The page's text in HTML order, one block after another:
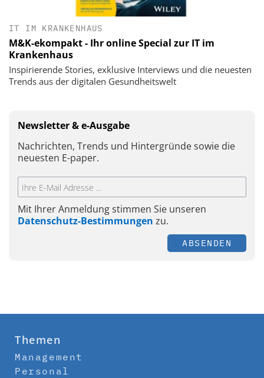
IT IM KRANKENHAUS
M&K-ekompakt - Ihr online Special zur IT im
Krankenhaus
Inspirierende Stories, exklusive Interviews und die neuesten
Trends aus der digitalen Gesundheitswelt
Newsletter & e-Ausgabe
Nachrichten, Trends und Hintergründe sowie die
neuesten E-paper.
Mit Ihrer Anmeldung stimmen Sie unseren
Datenschutz-Bestimmungen zu.
ABSENDEN
Themen
Management
Personal